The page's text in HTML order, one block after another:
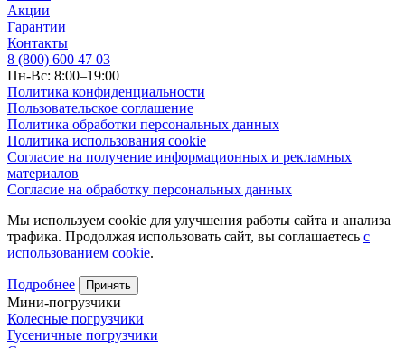
Акции
Гарантии
Контакты
8 (800) 600 47 03
Пн-Вс: 8:00–19:00
Политика конфиденциальности
Пользовательское соглашение
Политика обработки персональных данных
Политика использования cookie
Согласие на получение информационных и рекламных
материалов
Согласие на обработку персональных данных
Мы используем cookie для улучшения работы сайта и анализа
трафика. Продолжая использовать сайт, вы соглашаетесь с
использованием cookie.
Подробнее Принять
Мини-погрузчики
Колесные погрузчики
Гусеничные погрузчики